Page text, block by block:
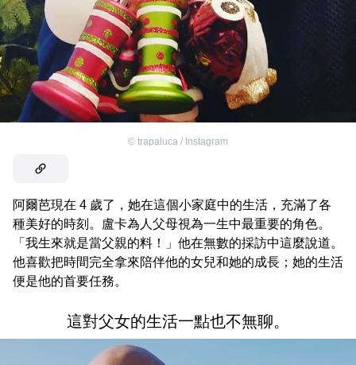
© trapaluca / Instagram
阿爾芭現在 4 歲了，她在這個小家庭中的生活，充滿了各
種美好的時刻。盧卡為人父母視為一生中最重要的角色。
「我生來就是當父親的料！」他在無數的採訪中這麼說道。
他喜歡把時間完全拿來陪伴他的女兒和她的成長；她的生活
便是他的首要任務。
這對父女的生活一點也不無聊。